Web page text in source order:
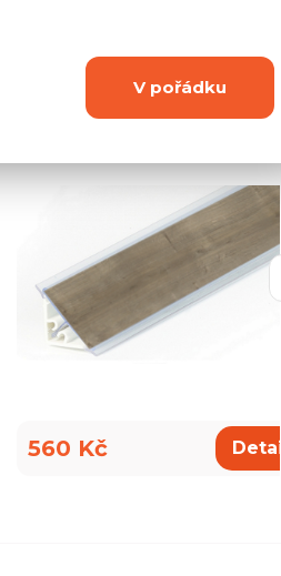
Těsnicí lišta 3,05 m
560 Kč Detail
V pořádku